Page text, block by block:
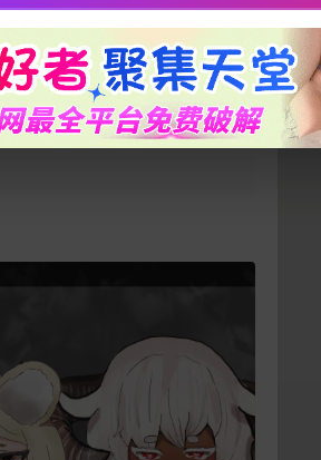
立刻支付
す
アップを推奨します
分享到微博
下载封面